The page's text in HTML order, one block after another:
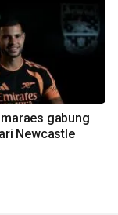
gabung
Newcastle